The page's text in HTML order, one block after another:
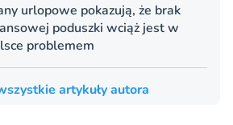
urlopowe pokazują, że brak
poduszki wciąż jest w
problemem
artykuły autora